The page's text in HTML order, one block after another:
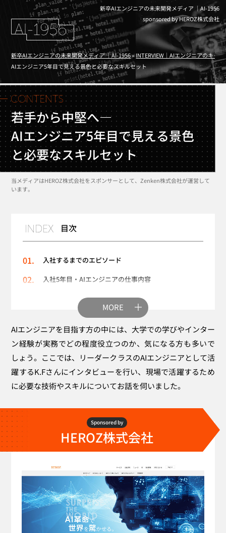
新卒AIエンジニアの未来開発メディア ｜AI-1956
sponsored by HEROZ株式会社
新卒AIエンジニアの未来開発メディア ｜AI-1956»INTERVIEW｜AIエンジニアのキャ
AIエンジニア5年目で見える景色と必要なスキルセット
若手から中堅へ―
AIエンジニア5年目で見える景色
と必要なスキルセット
当メディアはHEROZ株式会社をスポンサーとして、Zenken株式会社が運営して
います。
目次
入社するまでのエピソード
入社5年目・AIエンジニアの仕事内容
AIエンジニアの仕事の面白さ・やりがい
AIエンジニアを目指す方に向けたアドバイス
中堅エンジニアとしての目標
MORE
AIエンジニアを目指す方の中には、大学での学びやインター
ン経験が実務でどの程度役立つのか、気になる方も多いで
しょう。ここでは、リーダークラスのAIエンジニアとして活
躍するK.Fさんにインタビューを行い、現場で活躍するため
に必要な技術やスキルについてお話を伺いました。
Sponsored by
HEROZ株式会社